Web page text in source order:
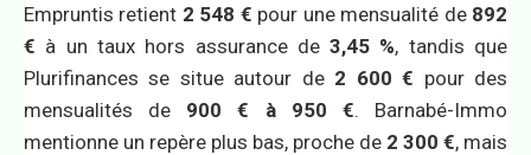
Empruntis retient 2 548 € pour une mensualité de 892
€ à un taux hors assurance de3,45 %, tandis que
Plurifinances se situe autour de 2 600 € pour des
mensualités de 900 € à 950 €. Barnabé-Immo
mentionne un repère plus bas, proche de 2 300 €, mais